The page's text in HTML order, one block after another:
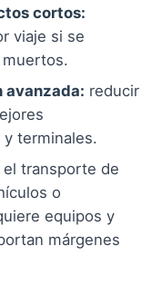
cortos:
viaje si se
avanzada: reducir
terminales.
el transporte de
o
equipos y
márgenes